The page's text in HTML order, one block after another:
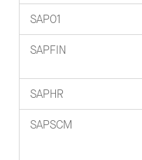
SAP01
SAPFIN
SAPHR
SAPSCM